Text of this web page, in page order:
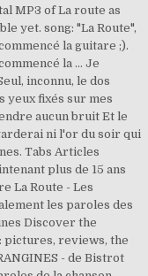
MP3 of La route as
yet. song: "La Route",
la guitare ;).
la … Je
inconnu, le dos
yeux fixés sur mes
aucun bruit Et le
ni l'or du soir qui
Tabs Articles
plus de 15 ans
La Route - Les
les paroles des
Discover the
pictures, reviews, the
- de Bistrot